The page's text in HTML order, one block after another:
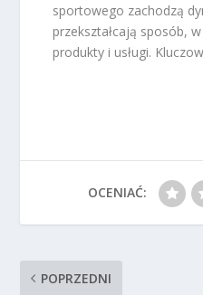
sportowego zachodzą
przekształcają sposób,
produkty i usługi.
OCENIAĆ:
POPRZEDNI